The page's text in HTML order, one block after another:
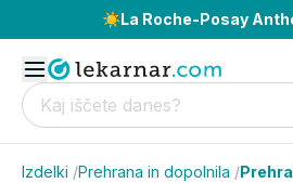
☀️La Roche-Posay
Izdelki /Prehrana in dopolnila /